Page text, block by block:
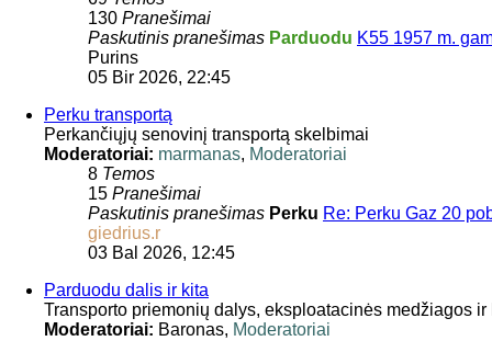
130 Pranešimai
Paskutinis pranešimas Parduodu K55 1957 m.
Purins
05 Bir 2026, 22:45
Perku transportą
Perkančiųjų senovinį transportą skelbimai
Moderatoriai: marmanas, Moderatoriai
8 Temos
15 Pranešimai
Paskutinis pranešimas Perku Re: Perku Gaz 20
giedrius.r
03 Bal 2026, 12:45
Parduodu dalis ir kita
Transporto priemonių dalys, eksploatacinės medžiagos ir
Moderatoriai: Baronas, Moderatoriai